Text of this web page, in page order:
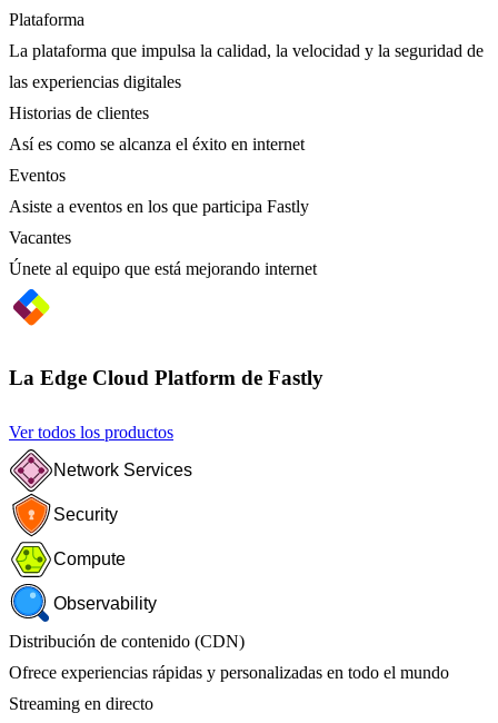
Plataforma
La plataforma que impulsa la calidad, la velocidad y la seguridad de
las experiencias digitales
Historias de clientes
Así es como se alcanza el éxito en internet
Eventos
Asiste a eventos en los que participa Fastly
Vacantes
Únete al equipo que está mejorando internet
La Edge Cloud Platform de Fastly
Ver todos los productos
Network Services
Security
Compute
Observability
Distribución de contenido (CDN)
Ofrece experiencias rápidas y personalizadas en todo el mundo
Streaming en directo